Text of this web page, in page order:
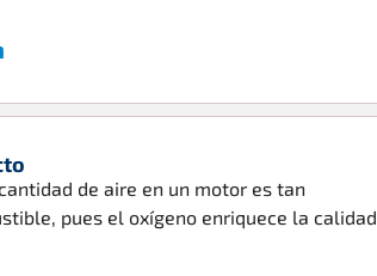
de aire en un motor es tan
pues el oxígeno enriquece la calidad